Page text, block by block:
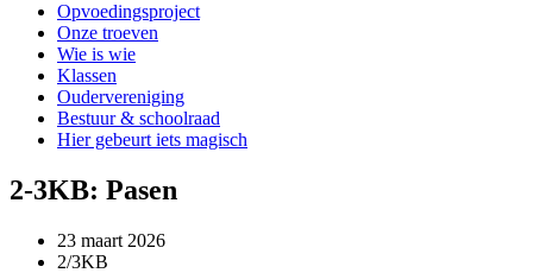
Opvoedingsproject
Onze troeven
Wie is wie
Klassen
Oudervereniging
Bestuur & schoolraad
Hier gebeurt iets magisch
2-3KB: Pasen
23 maart 2026
2/3KB